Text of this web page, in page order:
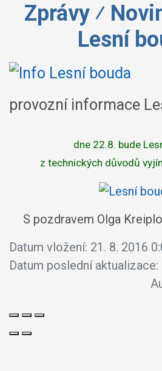
Zprávy ⁄
Lesní
provozní informace
dne 22.8. bude
z technických důvodů
S pozdravem Olga
Datum vložení: 21. 8. 2016
Datum poslední aktualizace: